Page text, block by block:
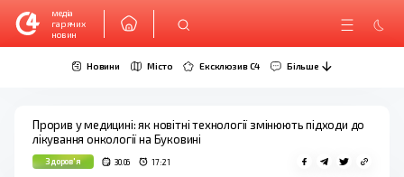
медіа
гарячих
новин
Новини Місто Ексклюзив C4 Більше
Прорив у медицині: як новітні технології змінюють підходи до
лікування онкології на Буковині
Здоров'я 30.06 17:21